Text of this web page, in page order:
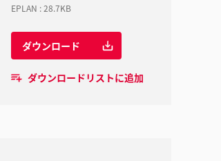
EPLAN :28.7KB
ダウンロード
ダウンロードリストに追加